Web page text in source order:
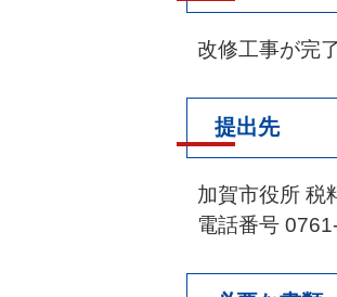
改修工事が完
提出先
加賀市役所 税
電話番号